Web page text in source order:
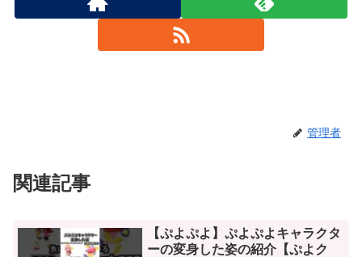
管理者
関連記事
【ぷよぷよ】ぷよぷよキャラクタ
ーの変身した姿の紹介【ぷよク